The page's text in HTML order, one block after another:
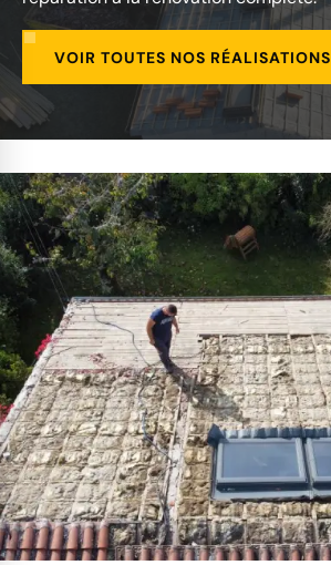
VOIR TOUTES NOS RÉALISATIONS